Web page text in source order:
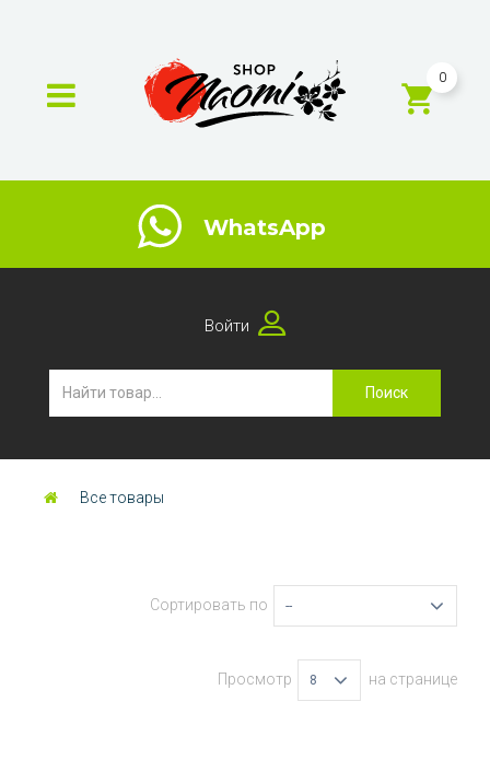
0
WhatsApp
Войти
Поиск
Все товары
Сортировать по --
Просмотр 8 на странице